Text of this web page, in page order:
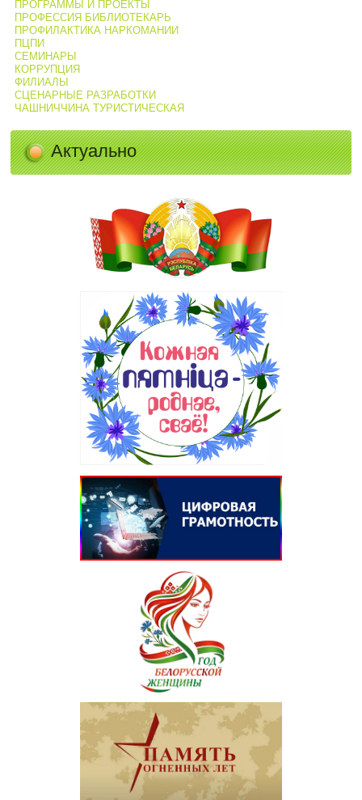
ПРОГРАММЫ И ПРОЕКТЫ
ПРОФЕССИЯ БИБЛИОТЕКАРЬ
ПРОФИЛАКТИКА НАРКОМАНИИ
ПЦПИ
СЕМИНАРЫ
КОРРУПЦИЯ
ФИЛИАЛЫ
СЦЕНАРНЫЕ РАЗРАБОТКИ
ЧАШНИЧЧИНА ТУРИСТИЧЕСКАЯ
Актуально